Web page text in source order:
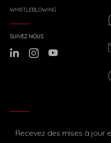
WHISTLEBLOWING
SUIVEZ NOUS
Recevez des mises à jour